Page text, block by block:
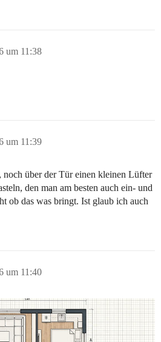
um 11:38
um 11:39
noch über der Tür einen kleinen Lüfter
den man am besten auch ein- und
ob das was bringt. Ist glaub ich auch
um 11:40